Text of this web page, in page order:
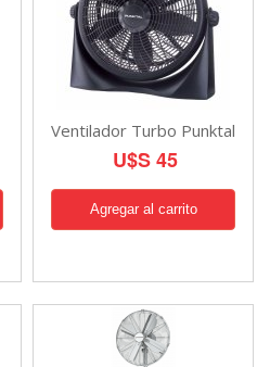
Ventilador Turbo Punktal
U$S 45